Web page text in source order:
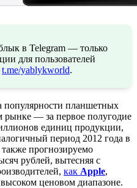
в Telegram — только
для пользователей
t.me/yablykworld.
планшетных
рынке — за первое полугодие
единиц продукции,
период 2012 года в
прогнозируемо
рублей, вытесняя с
как Apple,
ценовом диапазоне.